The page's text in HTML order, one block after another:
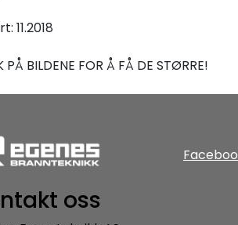
11.2018
PÅ BILDENE FOR Å FÅ DE STØRRE!
oss